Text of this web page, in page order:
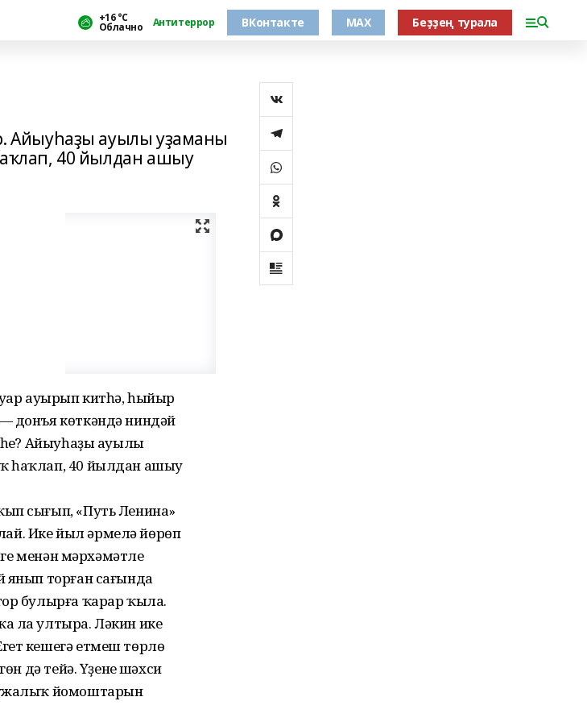
+16 °С
Облачно Антитеррор ВКонтакте MAX Беҙҙең турала
Айыуһаҙы ауылы уҙаманы
40 йылдан ашыу
ауырып китһә, һыйыр
донъя көткәндә ниндәй
Айыуһаҙы ауылы
һаҡлап, 40 йылдан ашыу
сығып, «Путь Ленина»
Ике йыл әрмелә йөрөп
менән мәрхәмәтле
янып торған сағында
булырға ҡарар ҡыла.
ла ултыра. Ләкин ике
кешегә етмеш төрлө
дә тейә. Үҙенең шәхси
йомоштарын